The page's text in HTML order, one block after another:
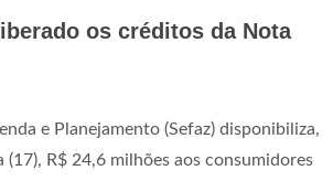
os créditos da Nota
e Planejamento (Sefaz) disponibiliza,
(17), R$ 24,6 milhões aos consumidores